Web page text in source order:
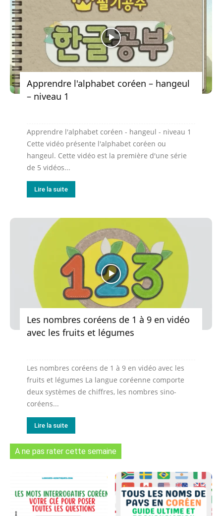
Apprendre l'alphabet coréen – hangeul
– niveau 1
Apprendre l'alphabet coréen - hangeul - niveau 1
Cette vidéo présente l'alphabet coréen ou
hangeul. Cette vidéo est la première d'une série
de 5 vidéos...
Lire la suite
Les nombres coréens de 1 à 9 en vidéo
avec les fruits et légumes
Les nombres coréens de 1 à 9 en vidéo avec les
fruits et légumes La langue coréenne comporte
deux systèmes de chiffres, les nombres sino-
coréens...
Lire la suite
A ne pas rater cette semaine